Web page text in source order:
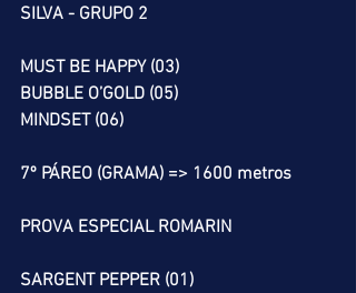
SILVA - GRUPO 2
MUST BE HAPPY (03)
BUBBLE O’GOLD (05)
MINDSET (06)
7º PÁREO (GRAMA) => 1600 metros
PROVA ESPECIAL ROMARIN
SARGENT PEPPER (01)